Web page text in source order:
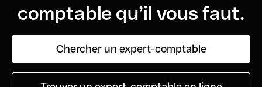
comptable qu’il vous faut.
Chercher un expert-comptable